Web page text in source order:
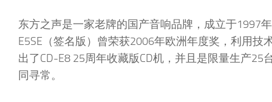
东方之声是一家老牌的国产音响品牌，成立于1997
E5SE（签名版）曾荣获2006年欧洲年度奖，利用
出了CD-E8 25周年收藏版CD机，并且是限量生产
同寻常。